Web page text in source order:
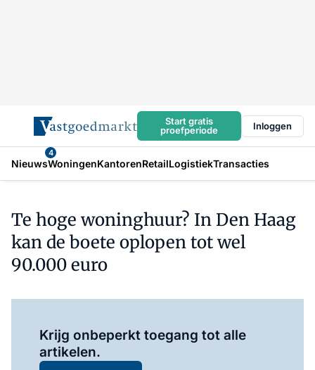
Start gratis
proefperiode
Inloggen
Nieuws
4
WoningenKantorenRetailLogistiekTransacties
Te hoge woninghuur? In Den Haag
kan de boete oplopen tot wel
90.000 euro
Krijg onbeperkt toegang tot alle
artikelen.